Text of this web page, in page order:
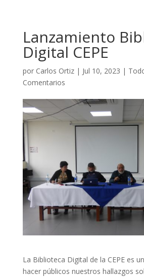
Lanzamiento
Digital CEPE
por Carlos Ortiz| Jul 10, 2023 |
Comentarios
La Biblioteca Digital de la CEPE es
hacer públicos nuestros hallazgos